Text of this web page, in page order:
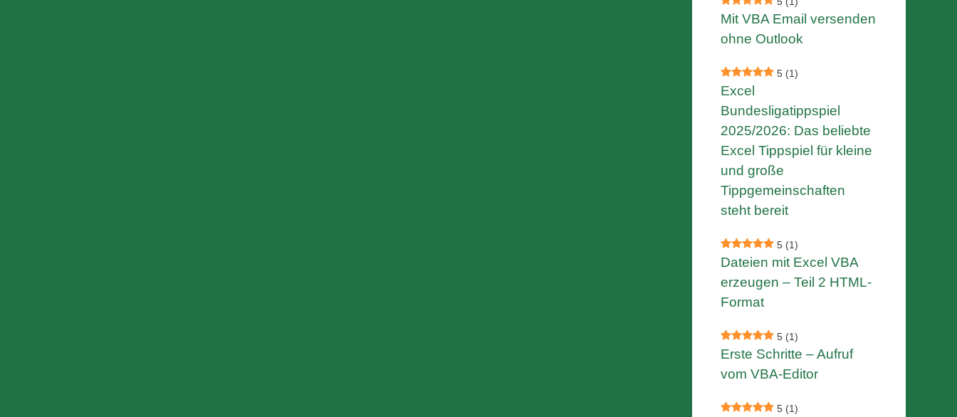
Mit VBA Email versenden
ohne Outlook
5 (1)
Excel
Bundesligatippspiel
2025/2026: Das beliebte
Excel Tippspiel für kleine
und große
Tippgemeinschaften
steht bereit
5 (1)
Dateien mit Excel VBA
erzeugen – Teil 2 HTML-
Format
5 (1)
Erste Schritte – Aufruf
vom VBA-Editor
5 (1)